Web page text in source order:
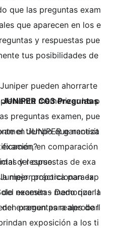
que las preguntas exam
que aparecen en los e
y respuestas pue
tus posibilidades de
pueden ahorrarte
memorizar las p
preguntas examen, pue
el tiempo que necesit
en comparación
del curso.
proporcionan exp
examen - Dado que la
preguntas reales de l
exposición a los ti
C03 Preguntas
JUNIPER garantiza
y respuestas de exa
mejor práctica para la
necesitas memorizar l
examen para aprobarl